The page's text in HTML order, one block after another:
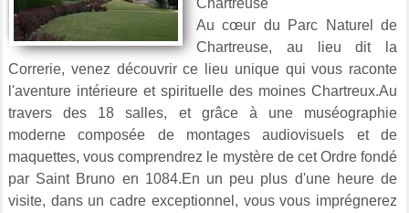
Au cœur du Parc Naturel de
Chartreuse, au lieu dit la
Correrie, venez découvrir ce lieu unique qui vous raconte
l'aventure intérieure et spirituelle des moines Chartreux.Au
travers des 18 salles, et grâce à une muséographie
moderne composée de montages audiovisuels et de
maquettes, vous comprendrez le mystère de cet Ordre fondé
par Saint Bruno en 1084.En un peu plus d'une heure de
visite, dans un cadre exceptionnel, vous vous imprégnerez